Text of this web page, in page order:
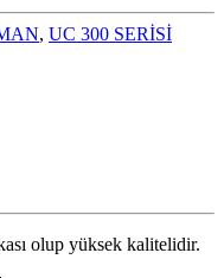
, UC 300 SERİSİ
olup yüksek kalitelidir.